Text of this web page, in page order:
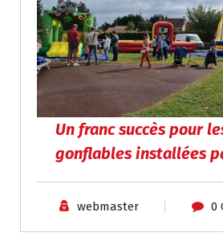
Un franc succès pour
gonflables installées
webmaster 0